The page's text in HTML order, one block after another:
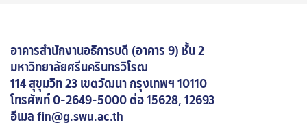
อาคารสำนักงานอธิการบดี (อาคาร 9) ชั้น 2
มหาวิทยาลัยศรีนครินทรวิโรฒ
114 สุขุมวิท 23 เขตวัฒนา กรุงเทพฯ 10110
โทรศัพท์0-2649-5000 ต่อ 15628, 12693
อีเมล fin@g.swu.ac.th